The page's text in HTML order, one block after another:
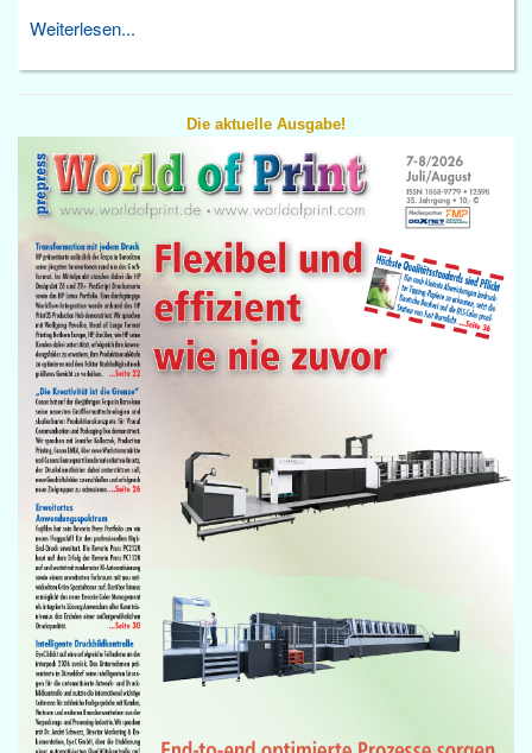
Weiterlesen...
Die aktuelle Ausgabe!